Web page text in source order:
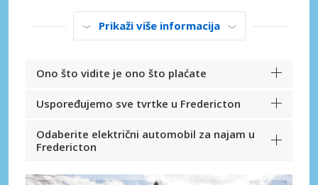
Prikaži više informacija
Ono što vidite je ono što plaćate
Uspoređujemo sve tvrtke u Fredericton
Odaberite električni automobil za najam u
Fredericton